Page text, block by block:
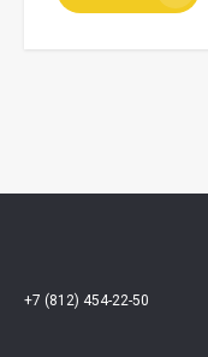
+7 (812) 454-22-50